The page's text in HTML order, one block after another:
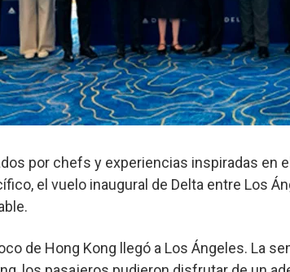
por chefs y experiencias inspiradas en
el vuelo inaugural de Delta entre Los
de Hong Kong llegó a Los Ángeles. La